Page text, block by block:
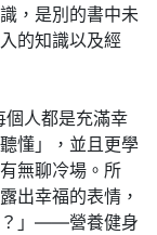
，是別的書中未
的知識以及經
人都是充滿幸
懂」，並且更學
無聊冷場。所
出幸福的表情，
？」——營養健身